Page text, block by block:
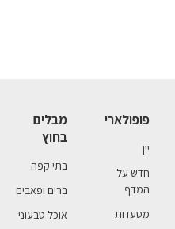
פופולארי
יין
חדש על
המדף
מסעדות
מבלים
בחוץ
בתי קפה
ברים ופאבים
אוכל טבעוני